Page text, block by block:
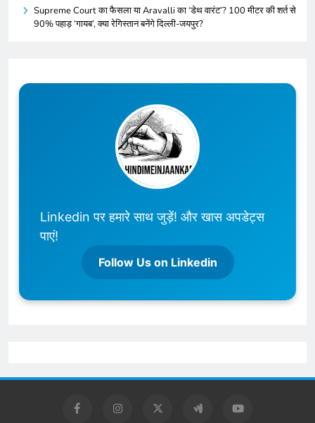
Supreme Court का फैसला या Aravalli का ‘डेथ वारंट’? 100 मीटर की शर्त से
90% पहाड़ ‘गायब’, क्या रेगिस्तान बनेंगे दिल्ली-जयपुर?
Linkedin पर हमारे साथ जुड़ें! और खास अपडेट्स
पाएं!
Follow Us on Linkedin